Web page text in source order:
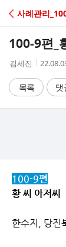
C
A
사례관리
100-9편_
작
자
김세진
작
시
간
목록 댓
100-9편
황 씨 아저씨
한수지, 당진